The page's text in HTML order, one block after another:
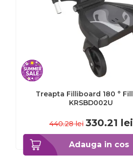
Adauga in cos
Treapta Filliboard 180 ° Fillikid
KRSBD002U
440.28 lei 330.21 lei